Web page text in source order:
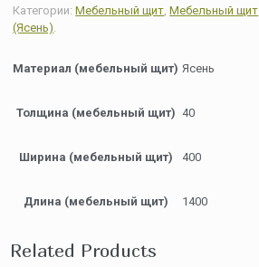
Категории:Мебельный щит,Мебельный щит
(Ясень).
Материал (мебельный щит) Ясень
Толщина (мебельный щит) 40
Ширина (мебельный щит) 400
Длина (мебельный щит) 1400
Related Products